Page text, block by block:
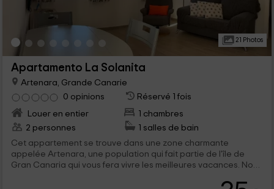
21 Photos
Apartamento La Solanita
Artenara, Grande Canarie
0 opinions
Réservé 1 fois
Louer en entier
1 chambres
2 personnes
1 salles de bain
Cet appartement se trouve dans une zone charmante
appelée Artenara, une population qui fait partie de l'île de
Gran Canaria qui vous fera vivre les meilleures vacances. Nous
intérieurs pleins de confort et des extérieurs dans lesquels